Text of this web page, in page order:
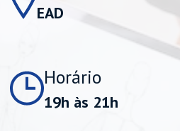
EAD
Horário
19h às 21h